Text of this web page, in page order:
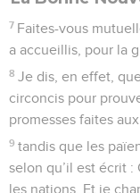
7 Faites-vous
a accueillis, pour la
8 Je dis, en effet,
circoncis pour
promesses faites aux
9 tandis que les
selon qu’il est écrit :
les nations, Et je